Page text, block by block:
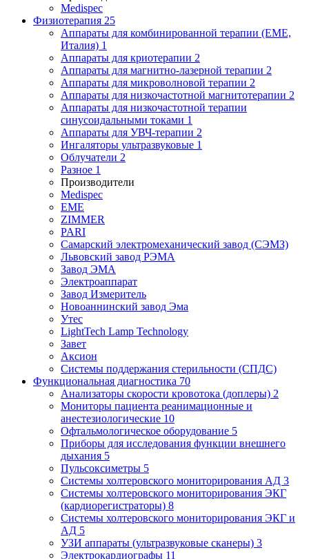
Medispec
Физиотерапия 25
Аппараты для комбинированной терапии (EME,
Италия) 1
Аппараты для криотерапии 2
Аппараты для магнитно-лазерной терапии 2
Аппараты для микроволновой терапии 2
Аппараты для низкочастотной магнитотерапии 2
Аппараты для низкочастотной терапии
синусоидальными токами 1
Аппараты для УВЧ-терапии 2
Ингаляторы ультразвуковые 1
Облучатели 2
Разное 1
Производители
Medispec
EME
ZIMMER
PARI
Самарский электромеханический завод (СЭМЗ)
Львовский завод РЭМА
Завод ЭМА
Электроаппарат
Завод Измеритель
Новоаннинский завод Эма
Утес
LightTech Lamp Technology
Завет
Аксион
Системы поддержания стерильности (СПДС)
Функциональная диагностика 70
Анализаторы скорости кровотока (доплеры) 2
Мониторы пациента реанимационные и
анестезиологические 10
Офтальмологическое оборудование 5
Приборы для исследования функции внешнего
дыхания 5
Пульсоксиметры 5
Системы холтеровского мониторирования АД 3
Системы холтеровского мониторирования ЭКГ
(кардиорегистраторы) 8
Системы холтеровского мониторирования ЭКГ и
АД 5
УЗИ аппараты (ультразвуковые сканеры) 3
Электрокардиографы 11